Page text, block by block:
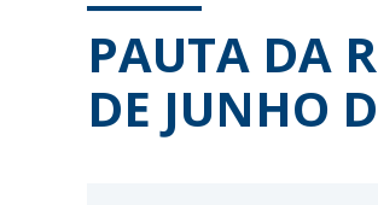
PAUTA DA
DE JUNHO